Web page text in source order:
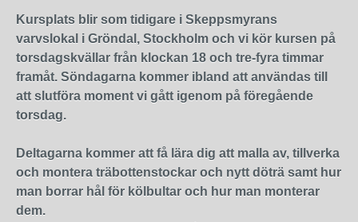
Kursplats blir som tidigare i Skeppsmyrans
varvslokal i Gröndal, Stockholm och vi kör kursen på
torsdagskvällar från klockan 18 och tre-fyra timmar
framåt. Söndagarna kommer ibland att användas till
att slutföra moment vi gått igenom på föregående
torsdag.
Deltagarna kommer att få lära dig att malla av, tillverka
och montera träbottenstockar och nytt döträ samt hur
man borrar hål för kölbultar och hur man monterar
dem.